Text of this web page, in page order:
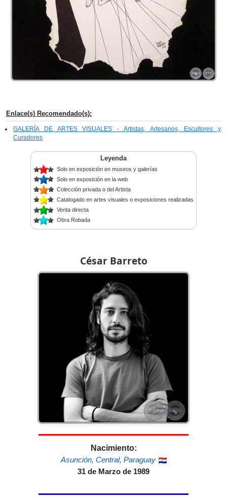
César Barreto
Nacimiento:
Asunción, Central, Paraguay
31 de Marzo de 1989
Enlace(s) Recomendado(s):
GALERÍA DE ARTES VISUALES - Artistas, Artesanos, Escultores y
Curadores
Leyenda
Solo en exposición en museos y galerías
Solo en exposición en la web
Colección privada o del Artista
Catalogado en artes visuales o exposiciones realizadas
Venta directa
Obra Robada